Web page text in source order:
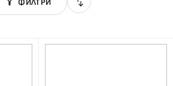
ФИЛТРИ